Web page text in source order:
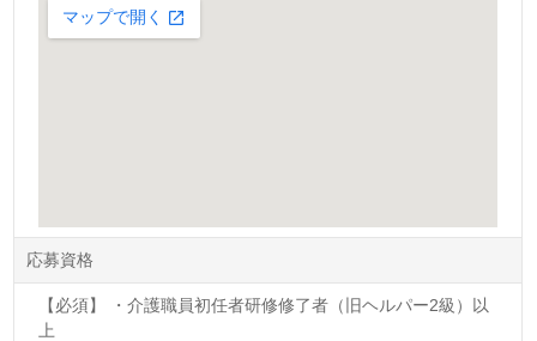
応募資格
【必須】 ・介護職員初任者研修修了者（旧ヘルパー2級）以
上